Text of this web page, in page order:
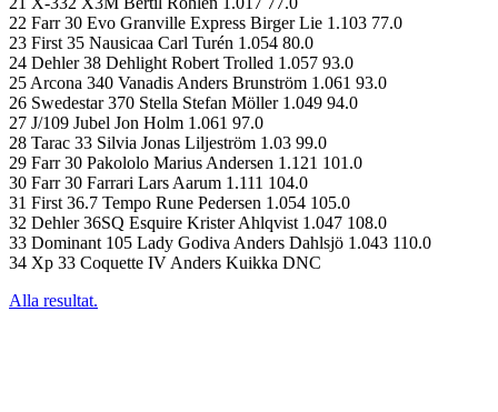
22 Farr 30 Evo Granville Express Birger Lie 1.103 77.0
23 First 35 Nausicaa Carl Turén 1.054 80.0
24 Dehler 38 Dehlight Robert Trolled 1.057 93.0
25 Arcona 340 Vanadis Anders Brunström 1.061 93.0
26 Swedestar 370 Stella Stefan Möller 1.049 94.0
27 J/109 Jubel Jon Holm 1.061 97.0
28 Tarac 33 Silvia Jonas Liljeström 1.03 99.0
29 Farr 30 Pakololo Marius Andersen 1.121 101.0
30 Farr 30 Farrari Lars Aarum 1.111 104.0
31 First 36.7 Tempo Rune Pedersen 1.054 105.0
32 Dehler 36SQ Esquire Krister Ahlqvist 1.047 108.0
33 Dominant 105 Lady Godiva Anders Dahlsjö 1.043 110.0
34 Xp 33 Coquette IV Anders Kuikka DNC
Alla resultat.